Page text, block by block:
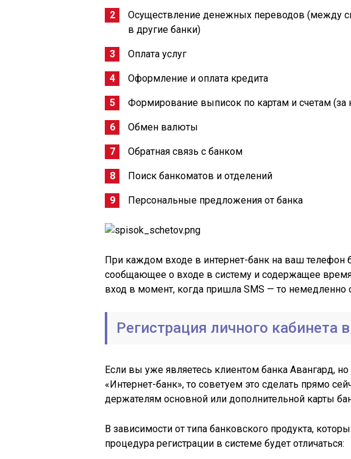
Осуществление денежных переводов (между
в другие банки)
Оплата услуг
Оформление и оплата кредита
Формирование выписок по картам и счетам
Обмен валюты
Обратная связь с банком
Поиск банкоматов и отделений
Персональные предложения от банка
При каждом входе в интернет-банк на ваш телефон
сообщающее о входе в систему и содержащее
вход в момент, когда пришла SMS — то немедленно
Регистрация личного кабинета
Если вы уже являетесь клиентом банка Авангард,
«Интернет-банк», то советуем это сделать прямо
держателям основной или дополнительной карты
В зависимости от типа банковского продукта,
процедура регистрации в системе будет отличаться: